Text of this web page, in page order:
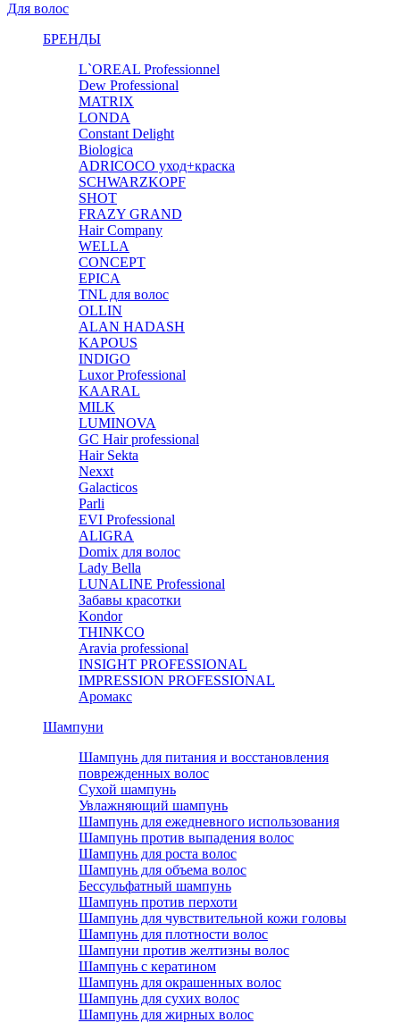
Для волос
БРЕНДЫ
L`OREAL Professionnel
Dew Professional
MATRIX
LONDA
Constant Delight
Biologica
ADRICOCO уход+краска
SCHWARZKOPF
SHOT
FRAZY GRAND
Hair Company
WELLA
CONCEPT
EPICA
TNL для волос
OLLIN
ALAN HADASH
KAPOUS
INDIGO
Luxor Professional
KAARAL
MILK
LUMINOVA
GC Hair professional
Hair Sekta
Nexxt
Galacticos
Parli
EVI Professional
ALIGRA
Domix для волос
Lady Bella
LUNALINE Professional
Забавы красотки
Kondor
THINKCO
Aravia professional
INSIGHT PROFESSIONAL
IMPRESSION PROFESSIONAL
Аромакс
Шампуни
Шампунь для питания и восстановления
поврежденных волос
Сухой шампунь
Увлажняющий шампунь
Шампунь для ежедневного использования
Шампунь против выпадения волос
Шампунь для роста волос
Шампунь для объема волос
Бессульфатный шампунь
Шампунь против перхоти
Шампунь для чувствительной кожи головы
Шампунь для плотности волос
Шампуни против желтизны волос
Шампунь с кератином
Шампунь для окрашенных волос
Шампунь для сухих волос
Шампунь для жирных волос